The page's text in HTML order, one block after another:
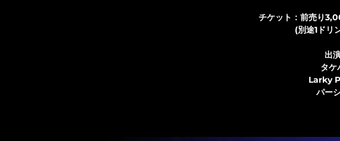
チケット：前売り
(別途1ドリ
出
タケ
Larky
パー